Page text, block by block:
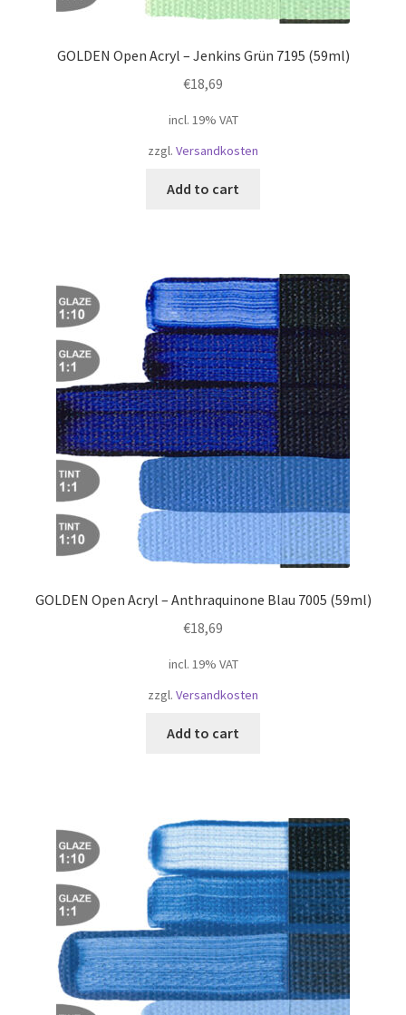
GOLDEN Open Acryl – Jenkins Grün 7195 (59ml)
€18,69
incl. 19% VAT
zzgl. Versandkosten
Add to cart
GOLDEN Open Acryl – Anthraquinone Blau 7005 (59ml)
€18,69
incl. 19% VAT
zzgl. Versandkosten
Add to cart